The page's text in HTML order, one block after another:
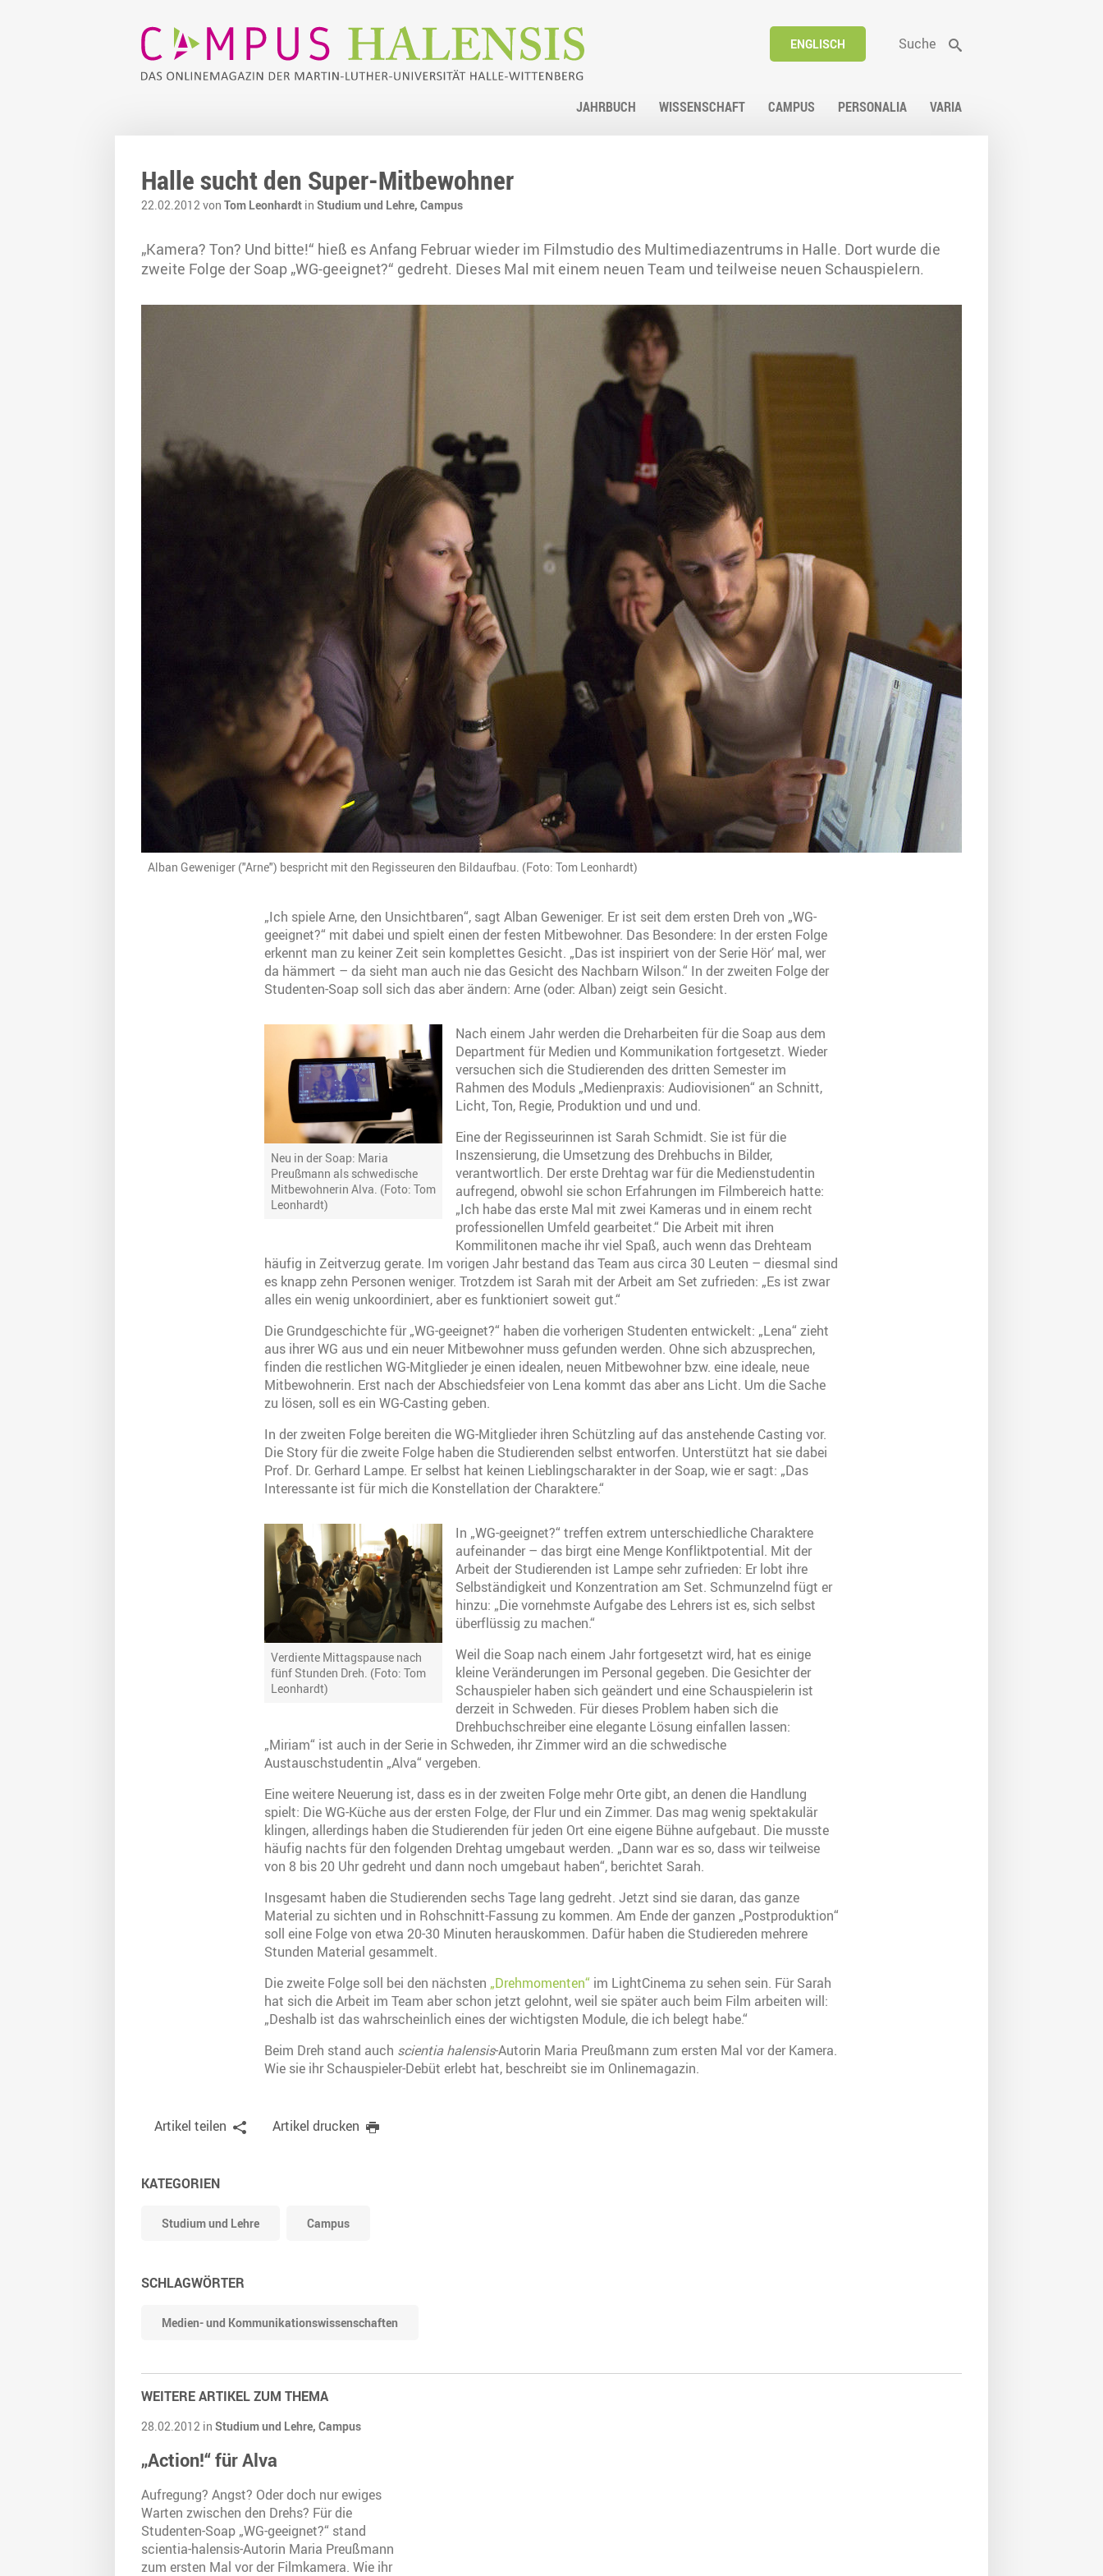
ENGLISCH Suche
JAHRBUCH WISSENSCHAFT CAMPUS PERSONALIA VARIA
Halle sucht den Super-Mitbewohner
22.02.2012 von Tom Leonhardt in Studium und Lehre, Campus
„Kamera? Ton? Und bitte!“ hieß es Anfang Februar wieder im Filmstudio des Multimediazentrums in Halle. Dort wurde die
zweite Folge der Soap „WG-geeignet?“ gedreht. Dieses Mal mit einem neuen Team und teilweise neuen Schauspielern.
Alban Geweniger ("Arne") bespricht mit den Regisseuren den Bildaufbau. (Foto: Tom Leonhardt)
„Ich spiele Arne, den Unsichtbaren“, sagt Alban Geweniger. Er ist seit dem ersten Dreh von „WG-
geeignet?“ mit dabei und spielt einen der festen Mitbewohner. Das Besondere: In der ersten Folge
erkennt man zu keiner Zeit sein komplettes Gesicht. „Das ist inspiriert von der Serie Hör‘ mal, wer
da hämmert – da sieht man auch nie das Gesicht des Nachbarn Wilson.“ In der zweiten Folge der
Studenten-Soap soll sich das aber ändern: Arne (oder: Alban) zeigt sein Gesicht.
Neu in der Soap: Maria
Preußmann als schwedische
Mitbewohnerin Alva. (Foto: Tom
Leonhardt)
Nach einem Jahr werden die Dreharbeiten für die Soap aus dem
Department für Medien und Kommunikation fortgesetzt. Wieder
versuchen sich die Studierenden des dritten Semester im
Rahmen des Moduls „Medienpraxis: Audiovisionen“ an Schnitt,
Licht, Ton, Regie, Produktion und und und.
Eine der Regisseurinnen ist Sarah Schmidt. Sie ist für die
Inszensierung, die Umsetzung des Drehbuchs in Bilder,
verantwortlich. Der erste Drehtag war für die Medienstudentin
aufregend, obwohl sie schon Erfahrungen im Filmbereich hatte:
„Ich habe das erste Mal mit zwei Kameras und in einem recht
professionellen Umfeld gearbeitet.“ Die Arbeit mit ihren
Kommilitonen mache ihr viel Spaß, auch wenn das Drehteam
häufig in Zeitverzug gerate. Im vorigen Jahr bestand das Team aus circa 30 Leuten – diesmal sind
es knapp zehn Personen weniger. Trotzdem ist Sarah mit der Arbeit am Set zufrieden: „Es ist zwar
alles ein wenig unkoordiniert, aber es funktioniert soweit gut.“
Die Grundgeschichte für „WG-geeignet?“ haben die vorherigen Studenten entwickelt: „Lena“ zieht
aus ihrer WG aus und ein neuer Mitbewohner muss gefunden werden. Ohne sich abzusprechen,
finden die restlichen WG-Mitglieder je einen idealen, neuen Mitbewohner bzw. eine ideale, neue
Mitbewohnerin. Erst nach der Abschiedsfeier von Lena kommt das aber ans Licht. Um die Sache
zu lösen, soll es ein WG-Casting geben.
In der zweiten Folge bereiten die WG-Mitglieder ihren Schützling auf das anstehende Casting vor.
Die Story für die zweite Folge haben die Studierenden selbst entworfen. Unterstützt hat sie dabei
Prof. Dr. Gerhard Lampe. Er selbst hat keinen Lieblingscharakter in der Soap, wie er sagt: „Das
Interessante ist für mich die Konstellation der Charaktere.“
Verdiente Mittagspause nach
fünf Stunden Dreh. (Foto: Tom
Leonhardt)
In „WG-geeignet?“ treffen extrem unterschiedliche Charaktere
aufeinander – das birgt eine Menge Konfliktpotential. Mit der
Arbeit der Studierenden ist Lampe sehr zufrieden: Er lobt ihre
Selbständigkeit und Konzentration am Set. Schmunzelnd fügt er
hinzu: „Die vornehmste Aufgabe des Lehrers ist es, sich selbst
überflüssig zu machen.“
Weil die Soap nach einem Jahr fortgesetzt wird, hat es einige
kleine Veränderungen im Personal gegeben. Die Gesichter der
Schauspieler haben sich geändert und eine Schauspielerin ist
derzeit in Schweden. Für dieses Problem haben sich die
Drehbuchschreiber eine elegante Lösung einfallen lassen:
„Miriam“ ist auch in der Serie in Schweden, ihr Zimmer wird an die schwedische
Austauschstudentin „Alva“ vergeben.
Eine weitere Neuerung ist, dass es in der zweiten Folge mehr Orte gibt, an denen die Handlung
spielt: Die WG-Küche aus der ersten Folge, der Flur und ein Zimmer. Das mag wenig spektakulär
klingen, allerdings haben die Studierenden für jeden Ort eine eigene Bühne aufgebaut. Die musste
häufig nachts für den folgenden Drehtag umgebaut werden. „Dann war es so, dass wir teilweise
von 8 bis 20 Uhr gedreht und dann noch umgebaut haben“, berichtet Sarah.
Insgesamt haben die Studierenden sechs Tage lang gedreht. Jetzt sind sie daran, das ganze
Material zu sichten und in Rohschnitt-Fassung zu kommen. Am Ende der ganzen „Postproduktion“
soll eine Folge von etwa 20-30 Minuten herauskommen. Dafür haben die Studiereden mehrere
Stunden Material gesammelt.
Die zweite Folge soll bei den nächsten „Drehmomenten“ im LightCinema zu sehen sein. Für Sarah
hat sich die Arbeit im Team aber schon jetzt gelohnt, weil sie später auch beim Film arbeiten will:
„Deshalb ist das wahrscheinlich eines der wichtigsten Module, die ich belegt habe.“
Beim Dreh stand auch scientia halensis-Autorin Maria Preußmann zum ersten Mal vor der Kamera.
Wie sie ihr Schauspieler-Debüt erlebt hat, beschreibt sie im Onlinemagazin.
Artikel teilen Artikel drucken
KATEGORIEN
Studium und Lehre Campus
SCHLAGWÖRTER
Medien- und Kommunikationswissenschaften
WEITERE ARTIKEL ZUM THEMA
28.02.2012 in Studium und Lehre, Campus
„Action!“ für Alva
Aufregung? Angst? Oder doch nur ewiges
Warten zwischen den Drehs? Für die
Studenten-Soap „WG-geeignet?“ stand
scientia-halensis-Autorin Maria Preußmann
zum ersten Mal vor der Filmkamera. Wie ihr